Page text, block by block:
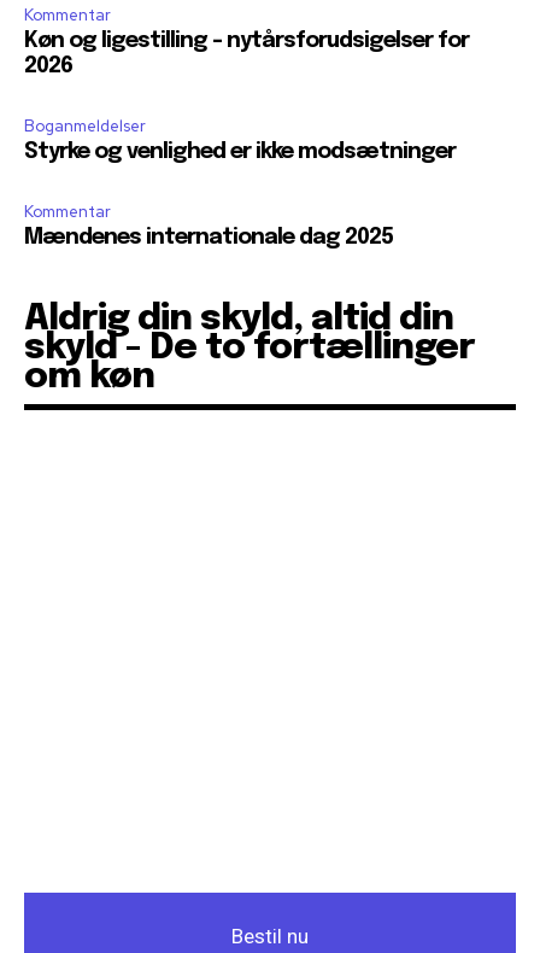
Kommentar
Køn og ligestilling – nytårsforudsigelser for
2026
Boganmeldelser
Styrke og venlighed er ikke modsætninger
Kommentar
Mændenes internationale dag 2025
Aldrig din skyld, altid din
skyld - De to fortællinger
om køn
Bestil nu